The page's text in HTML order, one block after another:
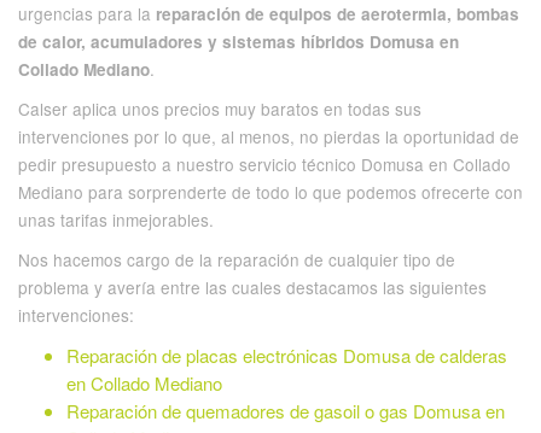
urgencias para la reparación de equipos de aerotermia, bombas
de calor, acumuladores y sistemas híbridos Domusa en
Collado Mediano.
Calser aplica unos precios muy baratos en todas sus
intervenciones por lo que, al menos, no pierdas la oportunidad de
pedir presupuesto a nuestro servicio técnico Domusa en Collado
Mediano para sorprenderte de todo lo que podemos ofrecerte con
unas tarifas inmejorables.
Nos hacemos cargo de la reparación de cualquier tipo de
problema y avería entre las cuales destacamos las siguientes
intervenciones:
Reparación de placas electrónicas Domusa de calderas
en Collado Mediano
Reparación de quemadores de gasoil o gas Domusa en